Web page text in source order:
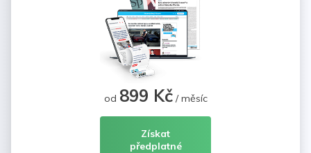
od 899 Kč/ měsíc
Získat
předplatné